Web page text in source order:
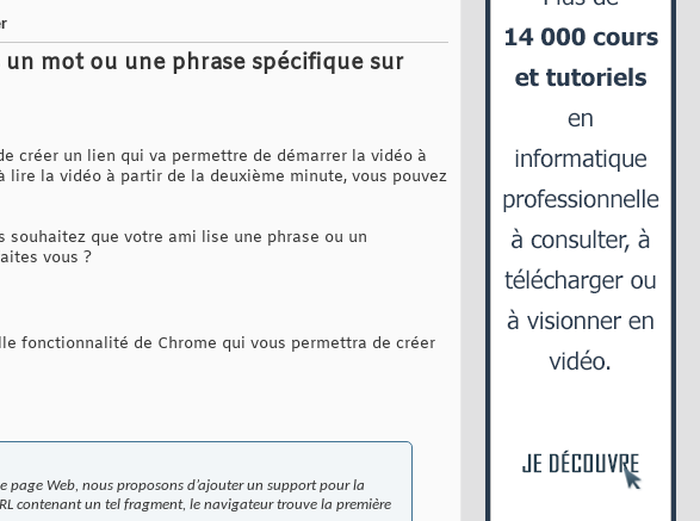
mot ou une phrase spécifique sur
créer un lien qui va permettre de démarrer la vidéo à
lire la vidéo à partir de la deuxième minute, vous pouvez
souhaitez que votre ami lise une phrase ou un
vous ?
fonctionnalité de Chrome qui vous permettra de créer
Web, nous proposons d’ajouter un support pour la
contenant un tel fragment, le navigateur trouve la première